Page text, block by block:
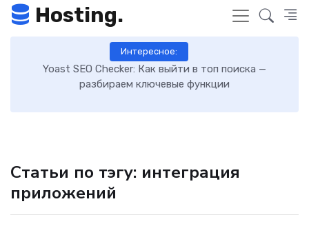
Hosting.
Интересное:
Yoast SEO Checker: Как выйти в топ поиска —
разбираем ключевые функции
Статьи по тэгу: интеграция
приложений